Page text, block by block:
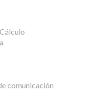
comunicación